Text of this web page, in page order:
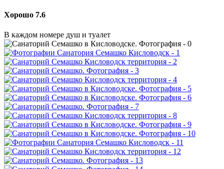
Хорошо 7.6
В каждом номере душ и туалет